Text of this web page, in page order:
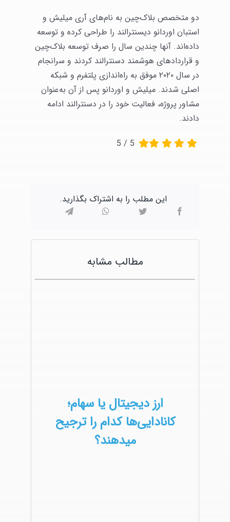
دو متخصص بلاک‌چین به نام‌های آری میلیش و
استبان اوردانو دیسنترالند را طراحی کرده‌ و توسعه
داده‌‌اند. آنها چندین سال را صرف توسعه بلاک‌چین
و قراردادهای هوشمند دسنترالند کردند و سرانجام
در سال ۲۰۲۰ موفق به راه‌اندازی پلتفرم و شبکه
اصلی شدند. میلیش و اوردانو پس از آن به‌عنوان
مشاور پروژه، فعالیت خود را در دسنترالند ادامه
دادند.
5
/
5
این مطلب را به اشتراک بگذارید.
مطالب مشابه
ارز دیجیتال یا سهام؛
کانادایی‌ها کدام را ترجیح
میدهند؟